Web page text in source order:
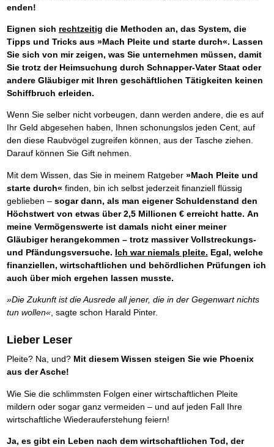
enden!
Eignen sich rechtzeitig die Methoden an, das System, die
Tipps und Tricks aus »Mach Pleite und starte durch«. Lassen
Sie sich von mir zeigen, was Sie unternehmen müssen, damit
Sie trotz der Heimsuchung durch Schnapper-Vater Staat oder
andere Gläubiger mit Ihren geschäftlichen Tätigkeiten keinen
Schiffbruch erleiden.
Wenn Sie selber nicht vorbeugen, dann werden andere, die es auf
Ihr Geld abgesehen haben, Ihnen schonungslos jeden Cent, auf
den diese Raubvögel zugreifen können, aus der Tasche ziehen.
Darauf können Sie Gift nehmen.
Mit dem Wissen, das Sie in meinem Ratgeber »Mach Pleite und
starte durch« finden, bin ich selbst jederzeit finanziell flüssig
geblieben – sogar dann, als man eigener Schuldenstand den
Höchstwert von etwas über 2,5 Millionen € erreicht hatte. An
meine Vermögenswerte ist damals nicht einer meiner
Gläubiger herangekommen – trotz massiver Vollstreckungs-
und Pfändungsversuche. Ich war niemals pleite. Egal, welche
finanziellen, wirtschaftlichen und behördlichen Prüfungen ich
auch über mich ergehen lassen musste.
»Die Zukunft ist die Ausrede all jener, die in der Gegenwart nichts
tun wollen«, sagte schon Harald Pinter.
Lieber Leser
Pleite? Na, und? Mit diesem Wissen steigen Sie wie Phoenix
aus der Asche!
Wie Sie die schlimmsten Folgen einer wirtschaftlichen Pleite
mildern oder sogar ganz vermeiden – und auf jeden Fall Ihre
wirtschaftliche Wiederauferstehung feiern!
Ja, es gibt ein Leben nach dem wirtschaftlichen Tod, der